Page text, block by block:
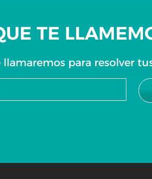
TE
para resolver